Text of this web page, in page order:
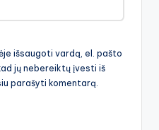
išsaugoti vardą, el. pašto
jų nebereiktų įvesti iš
parašyti komentarą.